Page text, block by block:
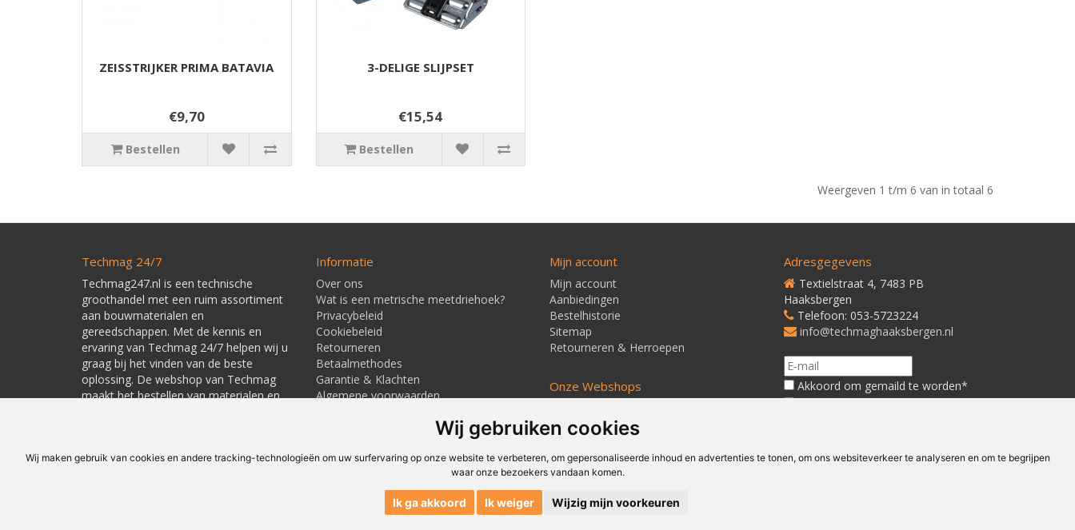
Wij gebruiken cookies
Wij maken gebruik van cookies en andere tracking-technologieën om uw surfervaring op onze website te verbeteren, om gepersonaliseerde inhoud en advertenties te tonen, om ons websiteverkeer te analyseren en om te begrijpen
waar onze bezoekers vandaan komen.
Ik ga akkoord Ik weiger Wijzig mijn voorkeuren
ZEISSTRIJKER PRIMA BATAVIA
€9,70
Bestellen
3-DELIGE SLIJPSET
€15,54
Bestellen
Weergeven 1 t/m 6 van in totaal 6
Techmag 24/7
Techmag247.nl is een technische
groothandel met een ruim assortiment
aan bouwmaterialen en
gereedschappen. Met de kennis en
ervaring van Techmag 24/7 helpen wij u
graag bij het vinden van de beste
oplossing. De webshop van Techmag
maakt het bestellen van materialen en
Informatie
Over ons
Wat is een metrische meetdriehoek?
Privacybeleid
Cookiebeleid
Retourneren
Betaalmethodes
Garantie & Klachten
Algemene voorwaarden
Mijn account
Mijn account
Aanbiedingen
Bestelhistorie
Sitemap
Retourneren & Herroepen
Onze Webshops
Techmagshop.nl
DEvuurwerkhandel.nl
Vuurwerkstaffel.nl
Adresgegevens
Textielstraat 4, 7483 PB
Haaksbergen
Telefoon: 053-5723224
info@techmaghaaksbergen.nl
Akkoord om gemaild te worden*
Akkoord met onsPrivacybeleid*
© Techmag - Textielstraat 4, 7483 PB Haaksbergen, Nederland